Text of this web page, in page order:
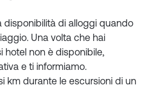
disponibilità di alloggi quando
Una volta che hai
hotel non è disponibile,
e ti informiamo.
km durante le escursioni di un